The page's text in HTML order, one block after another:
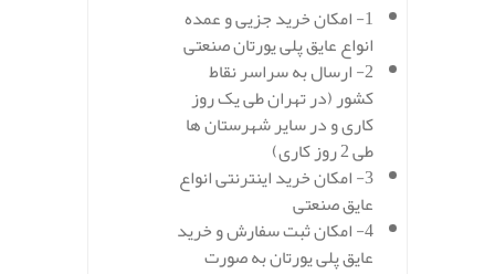
1- امکان خرید جزیی و عمده
انواع عایق پلی یورتان صنعتی
2- ارسال به سراسر نقاط
کشور (در تهران طی یک روز
کاری و در سایر شهرستان ها
طی 2 روز کاری)
3- امکان خرید اینترنتی انواع
عایق صنعتی
4- امکان ثبت سفارش و خرید
عایق پلی یورتان به صورت